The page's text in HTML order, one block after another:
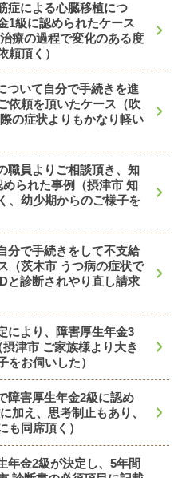
症による心臓移植につ
1級に認められたケース
療の過程で変化のある度
頼頂く）
ついて自分で手続きを進
依頼を頂いたケース（吹
の症状よりもかなり軽い
職員よりご相談頂き、知
られた事例（摂津市 知
、幼少期からのご様子を
分で手続きをして不支給
（茨木市 うつ病の症状で
と診断されやり直し請求
により、障害厚生年金3
津市 ご家族様より大き
をお伺いした）
障害厚生年金2級に認め
加え、思考制止もあり、
も同席頂く）
年金2級が決定し、5年間